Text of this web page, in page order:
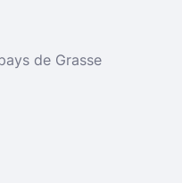
de Grasse